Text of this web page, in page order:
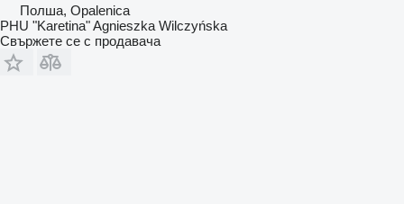
Полша, Opalenica
PHU "Karetina" Agnieszka Wilczyńska
Свържете се с продавача